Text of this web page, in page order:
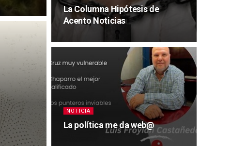
La Columna Hipótesis de
Acento Noticias
NOTICIA
La política me da web@